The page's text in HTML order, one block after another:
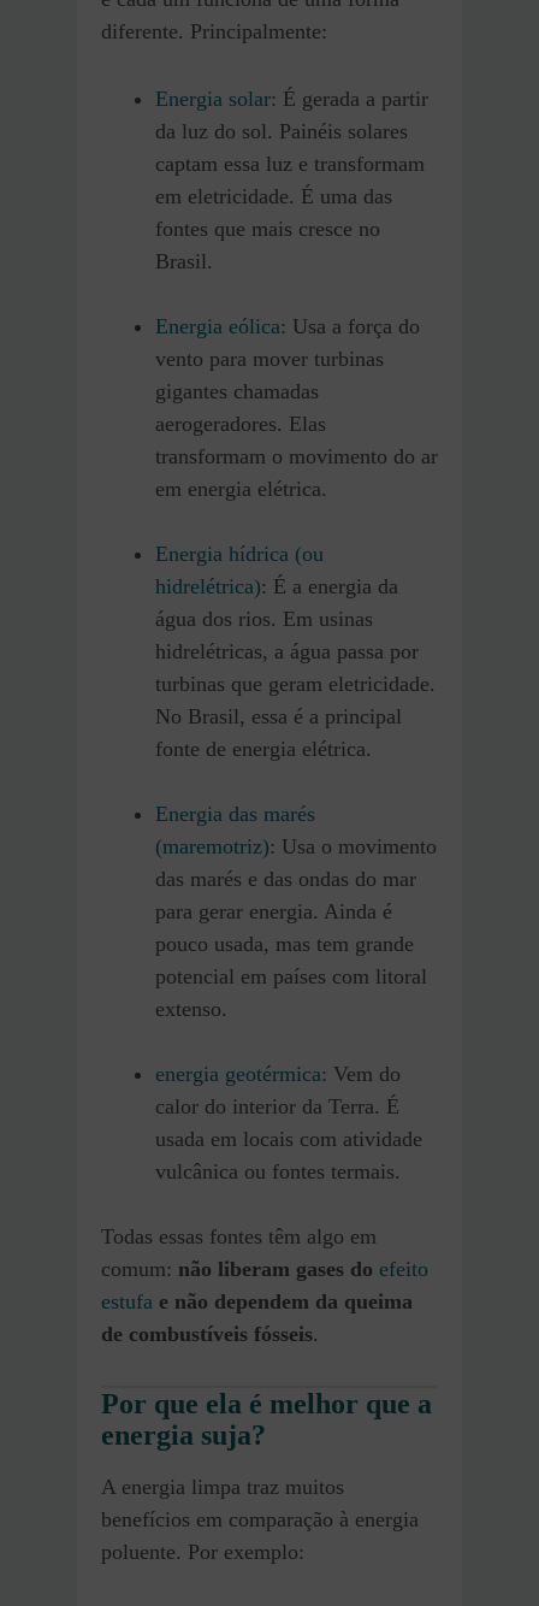
diferente. Principalmente:
Energia solar: É gerada a partir
da luz do sol. Painéis solares
captam essa luz e transformam
em eletricidade. É uma das
fontes que mais cresce no
Brasil.
Energia eólica: Usa a força do
vento para mover turbinas
gigantes chamadas
aerogeradores. Elas
transformam o movimento do ar
em energia elétrica.
Energia hídrica (ou
hidrelétrica): É a energia da
água dos rios. Em usinas
hidrelétricas, a água passa por
turbinas que geram eletricidade.
No Brasil, essa é a principal
fonte de energia elétrica.
Energia das marés
(maremotriz): Usa o movimento
das marés e das ondas do mar
para gerar energia. Ainda é
pouco usada, mas tem grande
potencial em países com litoral
extenso.
energia geotérmica: Vem do
calor do interior da Terra. É
usada em locais com atividade
vulcânica ou fontes termais.
Todas essas fontes têm algo em
comum: não liberam gases do efeito
estufa e não dependem da queima
de combustíveis fósseis.
Por que ela é melhor que a
energia suja?
A energia limpa traz muitos
benefícios em comparação à energia
poluente. Por exemplo: